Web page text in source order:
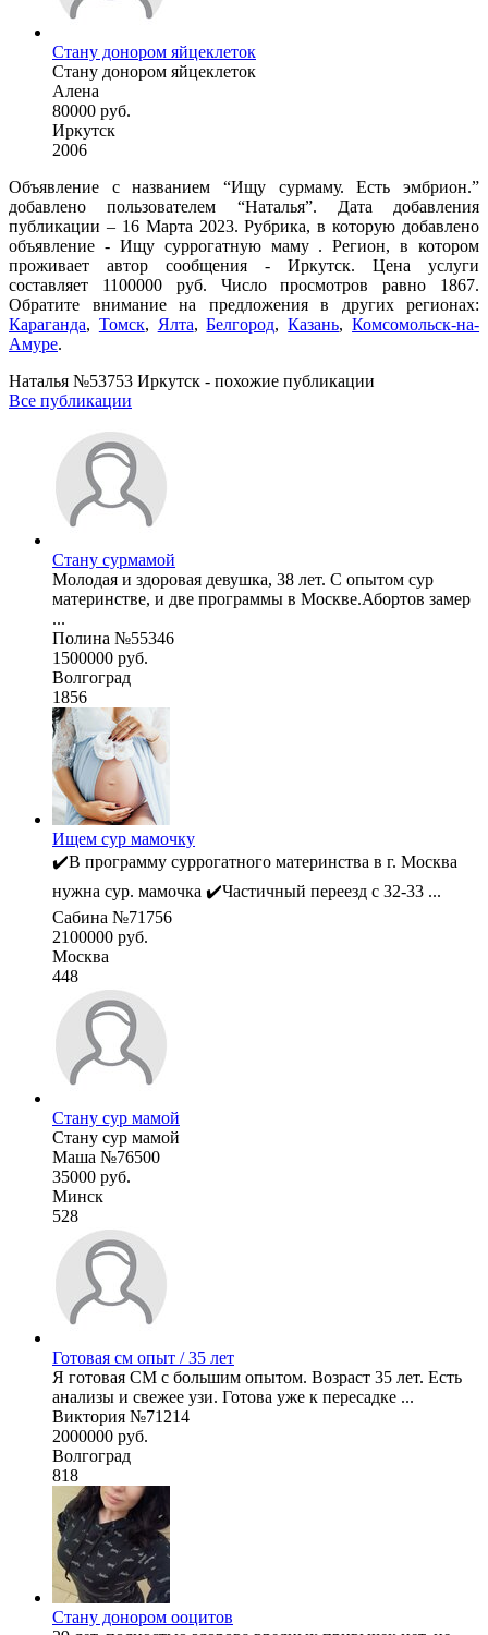
Стану донором яйцеклеток
Стану донором яйцеклеток
Алена
80000 руб.
Иркутск
2006
Объявление с названием “Ищу сурмаму. Есть эмбрион.”
добавлено пользователем “Наталья”. Дата добавления
публикации – 16 Марта 2023. Рубрика, в которую добавлено
объявление - Ищу суррогатную маму . Регион, в котором
проживает автор сообщения - Иркутск. Цена услуги
составляет 1100000 руб. Число просмотров равно 1867.
Обратите внимание на предложения в других регионах:
Караганда, Томск, Ялта,Белгород,Казань,Комсомольск-на-
Амуре.
Наталья №53753 Иркутск - похожие публикации
Все публикации
Стану сурмамой
Молодая и здоровая девушка, 38 лет. С опытом сур
материнстве, и две программы в Москве.Абортов замер
...
Полина №55346
1500000 руб.
Волгоград
1856
Ищем сур мамочку
✔️В программу суррогатного материнства в г. Москва
нужна сур. мамочка ✔️Частичный переезд с 32-33 ...
Сабина №71756
2100000 руб.
Москва
448
Стану сур мамой
Стану сур мамой
Маша №76500
35000 руб.
Минск
528
Готовая см опыт / 35 лет
Я готовая СМ с большим опытом. Возраст 35 лет. Есть
анализы и свежее узи. Готова уже к пересадке ...
Виктория №71214
2000000 руб.
Волгоград
818
Стану донором ооцитов